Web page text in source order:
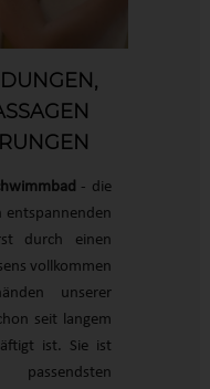
- die
entspannenden
durch einen
vollkommen
unserer
seit langem
ist. Sie ist